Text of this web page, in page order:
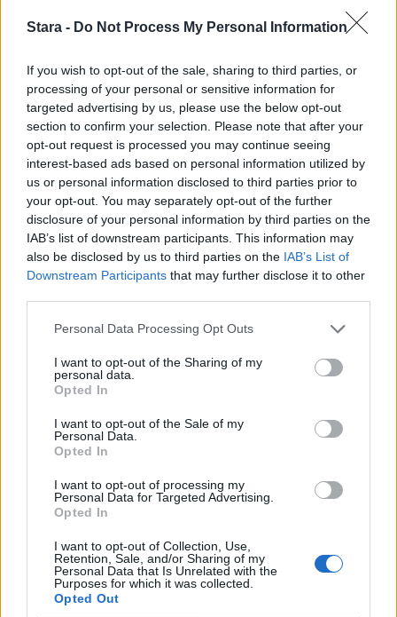
Stara - Do Not Process My Personal Information
If you wish to opt-out of the sale, sharing to third parties, or
processing of your personal or sensitive information for
targeted advertising by us, please use the below opt-out
section to confirm your selection. Please note that after your
opt-out request is processed you may continue seeing
interest-based ads based on personal information utilized by
us or personal information disclosed to third parties prior to
your opt-out. You may separately opt-out of the further
disclosure of your personal information by third parties on the
IAB’s list of downstream participants. This information may
also be disclosed by us to third parties on the IAB’s List of
Downstream Participants that may further disclose it to other
Personal Data Processing Opt Outs
I want to opt-out of the Sharing of my
personal data.
Opted In
I want to opt-out of the Sale of my
Personal Data.
Opted In
I want to opt-out of processing my
Personal Data for Targeted Advertising.
Opted In
I want to opt-out of Collection, Use,
Retention, Sale, and/or Sharing of my
Personal Data that Is Unrelated with the
Purposes for which it was collected.
Opted Out
Staran luetuimmat
1